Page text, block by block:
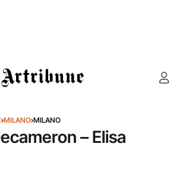
Artribune
›MILANO›MILANO
– Elisa